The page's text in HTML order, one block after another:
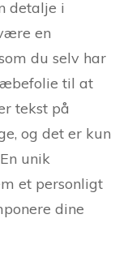
detalje i
en
du selv har
til at
tekst på
og det er kun
unik
et personligt
dine